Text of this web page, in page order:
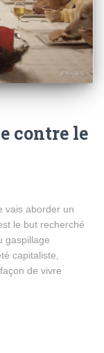
contre le
vais aborder un
le but recherché
gaspillage
capitaliste,
de vivre